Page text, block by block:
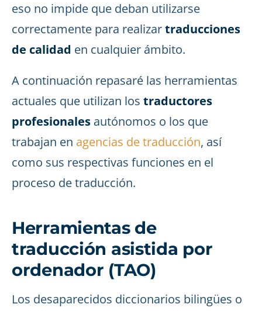
eso no impide que deban utilizarse
correctamente para realizartraducciones
de calidad en cualquier ámbito.
A continuación repasaré las herramientas
actuales que utilizan los traductores
profesionales autónomos o los que
trabajan en agencias de traducción, así
como sus respectivas funciones en el
proceso de traducción.
Herramientas de
traducción asistida por
ordenador (TAO)
Los desaparecidos diccionarios bilingües o